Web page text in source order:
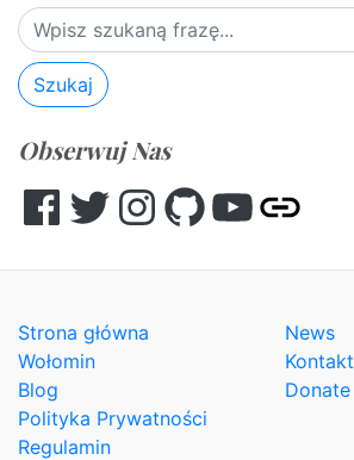
Szukaj
Obserwuj Nas
Facebook
TwitterInstagram
GitHubYouTube
Other
Strona główna
Wołomin
Blog
Polityka Prywatności
Regulamin
News
Kontakt
Donate